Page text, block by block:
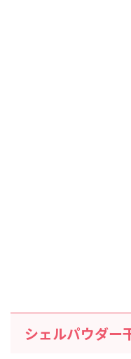
シェルパウダー